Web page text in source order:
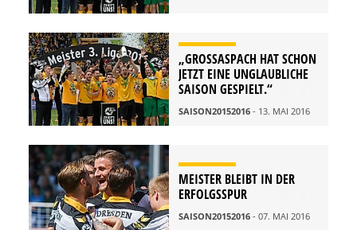
„GROSSASPACH HAT SCHON J
ETZT EINE UNGLAUBLICHE S
AISON GESPIELT.“
SAISON20152016 - 13. MAI 2016
MEISTER BLEIBT IN DER
ERFOLGSSPUR
SAISON20152016 - 07. MAI 2016